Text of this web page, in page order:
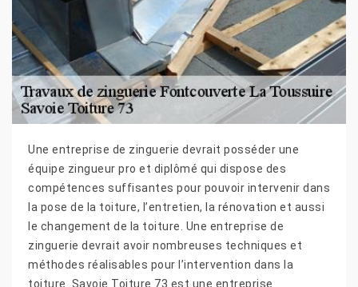
Une entreprise de zinguerie devrait posséder une
équipe zingueur pro et diplômé qui dispose des
compétences suffisantes pour pouvoir intervenir dans
la pose de la toiture, l’entretien, la rénovation et aussi
le changement de la toiture. Une entreprise de
zinguerie devrait avoir nombreuses techniques et
méthodes réalisables pour l’intervention dans la
toiture. Savoie Toiture 73 est une entreprise